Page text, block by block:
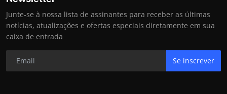
Junte-se à nossa lista de assinantes para receber as últimas
notícias, atualizações e ofertas especiais diretamente em sua
caixa de entrada
Se inscrever